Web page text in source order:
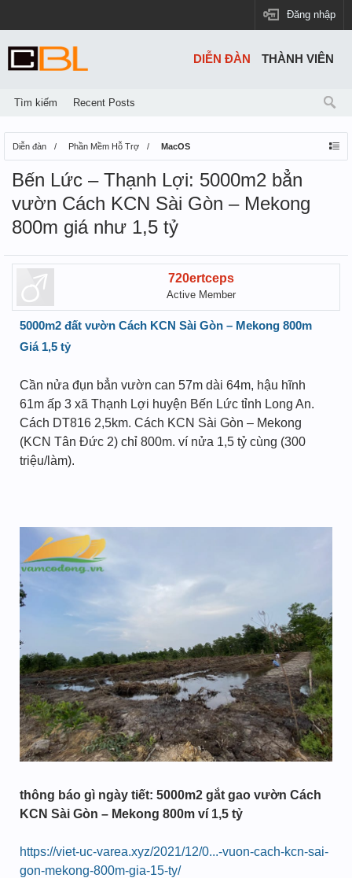
Đăng nhập
Diễn đàn Phần Mềm Hỗ Trợ MacOS
Bến Lức – Thạnh Lợi: 5000m2 bẳn
vườn Cách KCN Sài Gòn – Mekong
800m giá như 1,5 tỷ
720ertceps
Active Member
5000m2 đất vườn Cách KCN Sài Gòn – Mekong 800m
Giá 1,5 tỷ
Cần nửa đụn bẳn vườn can 57m dài 64m, hậu hĩnh
61m ấp 3 xã Thạnh Lợi huyện Bến Lức tỉnh Long An.
Cách DT816 2,5km. Cách KCN Sài Gòn – Mekong
(KCN Tân Đức 2) chỉ 800m. ví nửa 1,5 tỷ cùng (300
triệu/làm).
thông báo gì ngày tiết: 5000m2 gắt gao vườn Cách
KCN Sài Gòn – Mekong 800m ví 1,5 tỷ
https://viet-uc-varea.xyz/2021/12/0...-vuon-cach-kcn-sai-
gon-mekong-800m-gia-15-ty/
DIỄN ĐÀN
Tìm kiếm Recent Posts
THÀNH VIÊN